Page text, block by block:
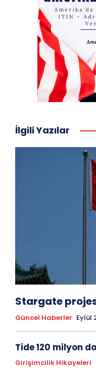
İlgili Yazılar
Stargate
Güncel Haberler Eylül
Tide 120 milyon
Girişimcilik Hikayeleri